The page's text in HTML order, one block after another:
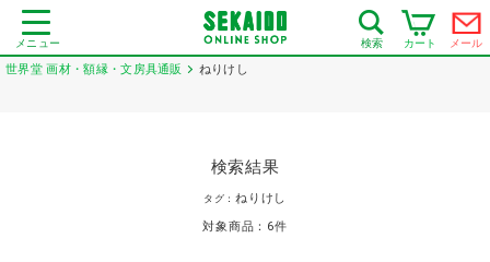
メニュー 検索 カート メール
世界堂 画材・額縁・文房具通販 ねりけし
検索結果
タグ：ねりけし
対象商品： 6件